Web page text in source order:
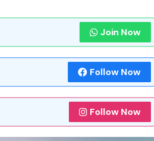
Join Now
Follow Now
Follow Now